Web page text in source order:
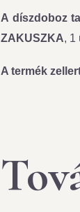
A díszdoboz
ZAKUSZKA, 1
A termék